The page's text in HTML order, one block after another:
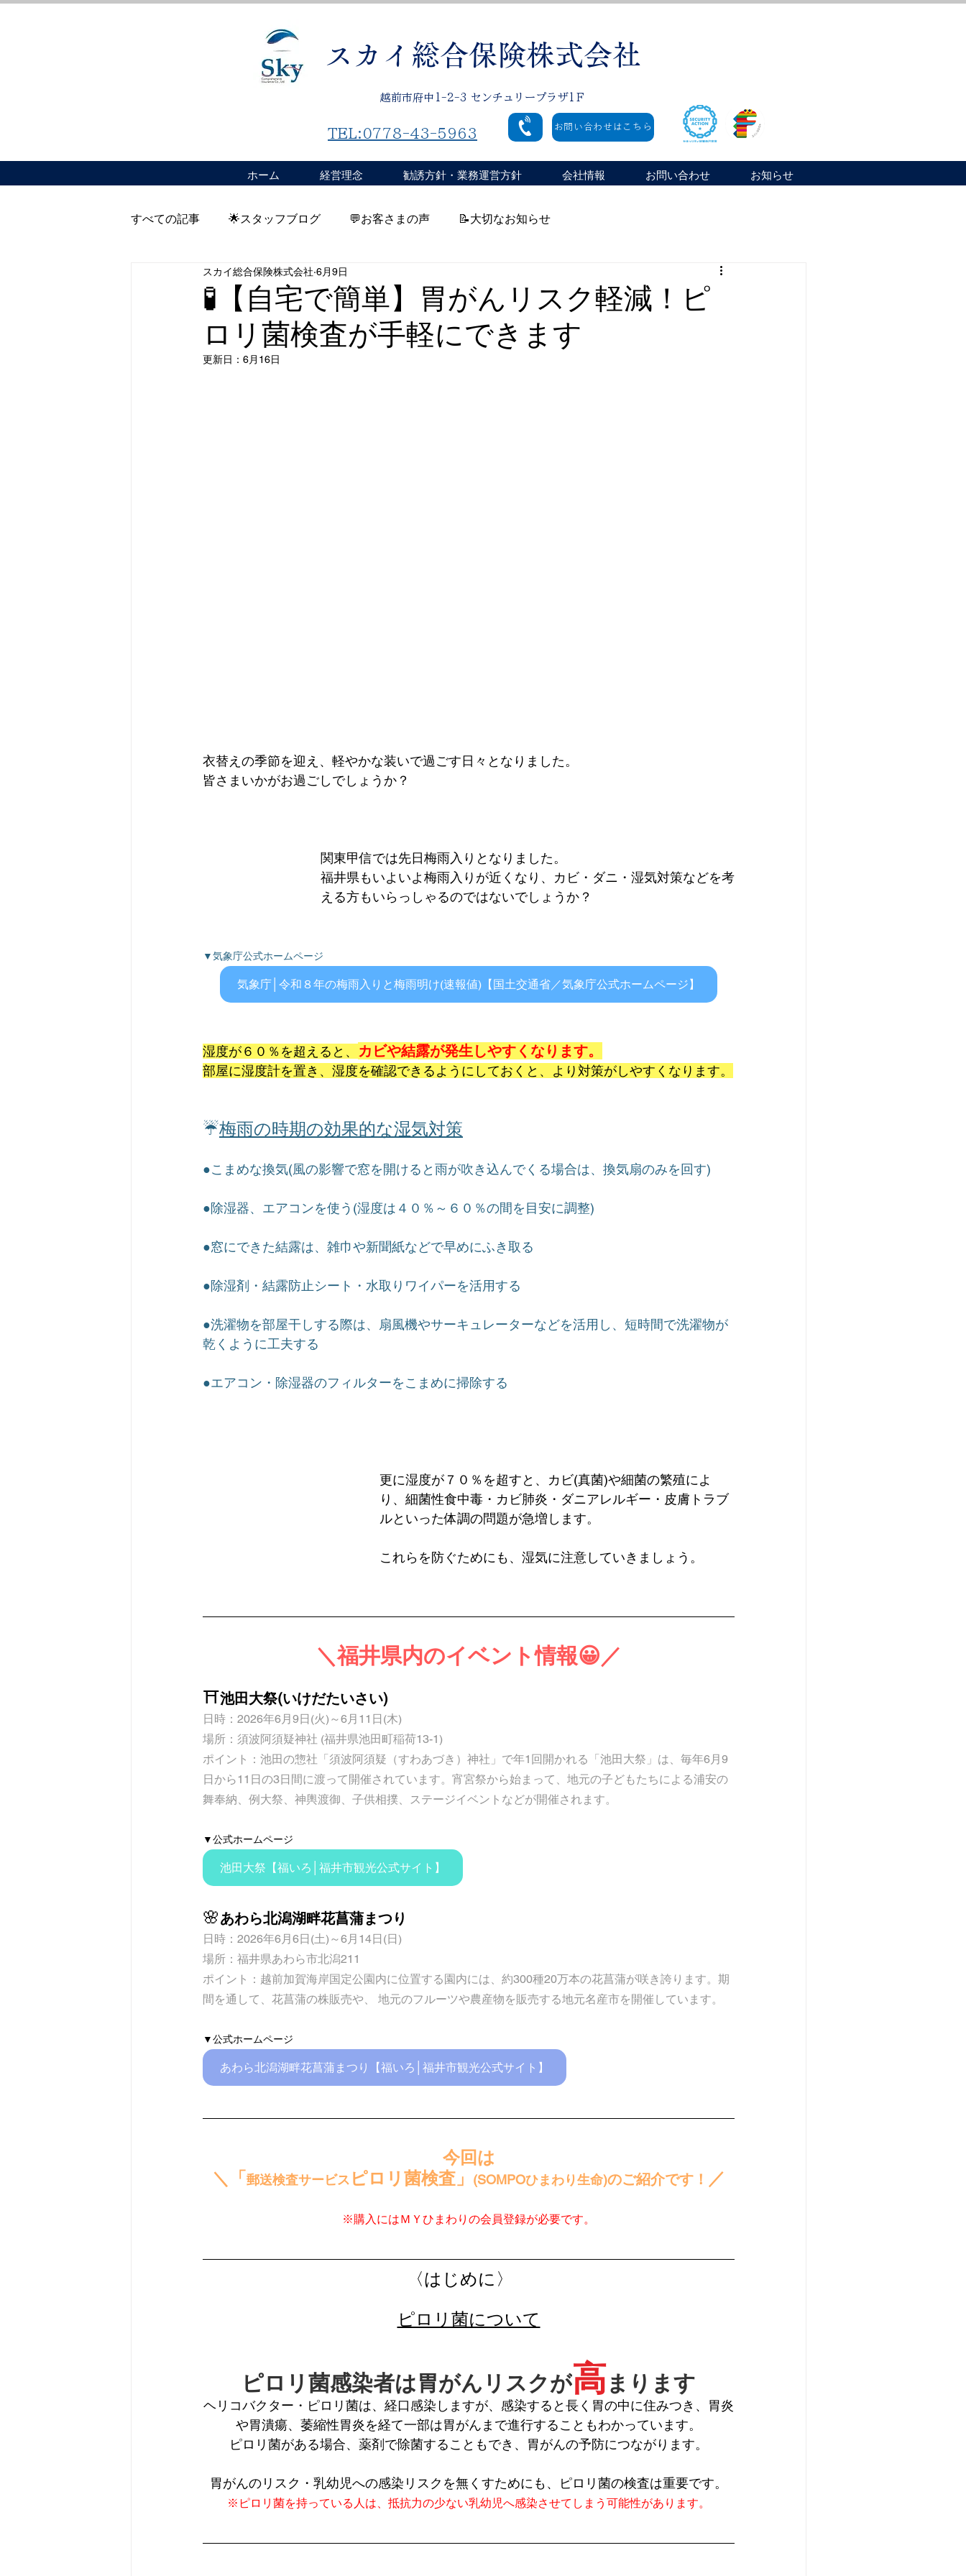
スカイ総合保険株式会社
越前市府中1-2-3 センチュリープラザ1Ｆ
TEL:0778-43-5963 お問い合わせはこちら
ホーム 経営理念 勧誘方針・業務運営方針 会社情報 お問い合わせ お知らせ
すべての記事 🌟スタッフブログ 💬お客さまの声 📝大切なお知らせ
🧪【自宅で簡単】胃がんリスク軽減！ピ
ロリ菌検査が手軽にできます
スカイ総合保険株式会社 6月9日
更新日： 6月16日
衣替えの季節を迎え、軽やかな装いで過ごす日々となりました。
皆さまいかがお過ごしでしょうか？
関東甲信では先日梅雨入りとなりました。
福井県もいよいよ梅雨入りが近くなり、カビ・ダニ・湿気対策などを考
える方もいらっしゃるのではないでしょうか？
▼気象庁公式ホームページ
気象庁│令和８年の梅雨入りと梅雨明け(速報値)【国土交通省／気象庁公式ホームページ】
湿度が６０％を超えると、 カビや結露が発生しやすくなります。
部屋に湿度計を置き、湿度を確認できるようにしておくと、より対策がしやすくなります。
☔梅雨の時期の効果的な湿気対策
●こまめな換気(風の影響で窓を開けると雨が吹き込んでくる場合は、換気扇のみを回す)
●除湿器、エアコンを使う(湿度は４０％～６０％の間を目安に調整)
●窓にできた結露は、雑巾や新聞紙などで早めにふき取る
●除湿剤・結露防止シート・水取りワイパーを活用する
●洗濯物を部屋干しする際は、扇風機やサーキュレーターなどを活用し、短時間で洗濯物が
乾くように工夫する
●エアコン・除湿器のフィルターをこまめに掃除する
更に湿度が７０％を超すと、カビ(真菌)や細菌の繁殖によ
り、細菌性食中毒・カビ肺炎・ダニアレルギー・皮膚トラブ
ルといった体調の問題が急増します。
これらを防ぐためにも、湿気に注意していきましょう。
＼福井県内のイベント情報😀／
⛩️池田大祭(いけだたいさい)
日時： 2026年6月9日(火)～6月11日(木)
場所： 須波阿須疑神社 (福井県池田町稲荷13-1)
ポイント： 池田の惣社「須波阿須疑（すわあづき）神社」で年1回開かれる「池田大祭」は、毎年6月9
日から11日の3日間に渡って開催されています。宵宮祭から始まって、地元の子どもたちによる浦安の
舞奉納、例大祭、神輿渡御、子供相撲、ステージイベントなどが開催されます。
▼公式ホームページ
池田大祭【福いろ│福井市観光公式サイト】
🌸あわら北潟湖畔花菖蒲まつり
日時： 2026年6月6日(土)～6月14日(日)
場所： 福井県あわら市北潟211
ポイント： 越前加賀海岸国定公園内に位置する園内には、約300種20万本の花菖蒲が咲き誇ります。期
間を通して、花菖蒲の株販売や、 地元のフルーツや農産物を販売する地元名産市を開催しています。
▼公式ホームページ
あわら北潟湖畔花菖蒲まつり【福いろ│福井市観光公式サイト】
今回は
＼「 郵送検査サービス ピロリ菌検査」 (SOMPOひまわり生命)のご紹介です！ ／
※購入にはＭＹひまわりの会員登録が必要です。
〈はじめに〉
ピロリ菌について
ピロリ菌感染者は胃がんリスクが高まります
ヘリコバクター・ピロリ菌は、経口感染しますが、感染すると長く胃の中に住みつき、胃炎
や胃潰瘍、萎縮性胃炎を経て一部は胃がんまで進行することもわかっています。
ピロリ菌がある場合、薬剤で除菌することもでき、胃がんの予防につながります。
胃がんのリスク・乳幼児への感染リスクを無くすためにも、ピロリ菌の検査は重要です。
※ピロリ菌を持っている人は、抵抗力の少ない乳幼児へ感染させてしまう可能性があります。